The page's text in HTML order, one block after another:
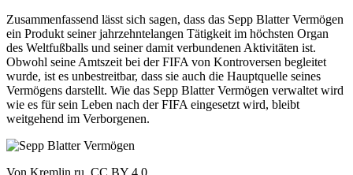
Zusammenfassend lässt sich sagen, dass das Sepp Blatter Vermögen
ein Produkt seiner jahrzehntelangen Tätigkeit im höchsten Organ
des Weltfußballs und seiner damit verbundenen Aktivitäten ist.
Obwohl seine Amtszeit bei der FIFA von Kontroversen begleitet
wurde, ist es unbestreitbar, dass sie auch die Hauptquelle seines
Vermögens darstellt. Wie das Sepp Blatter Vermögen verwaltet wird
wie es für sein Leben nach der FIFA eingesetzt wird, bleibt
weitgehend im Verborgenen.
Von Kremlin.ru, CC BY 4.0,